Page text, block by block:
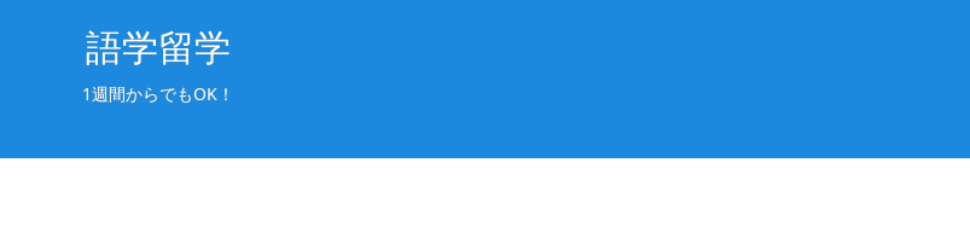
語学留学
1週間からでもOK！